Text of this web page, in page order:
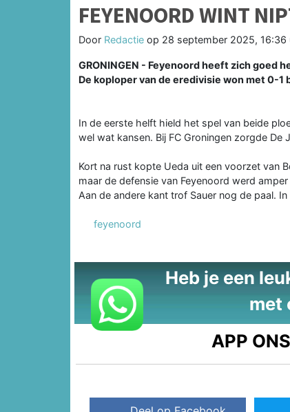
FEYENOORD WINT
Door Redactie op 28 september 2025, 16:36
GRONINGEN - Feyenoord heeft zich goed
De koploper van de eredivisie won met 0-1
In de eerste helft hield het spel van beide
wel wat kansen. Bij FC Groningen zorgde De
Kort na rust kopte Ueda uit een voorzet van
maar de defensie van Feyenoord werd
Aan de andere kant trof Sauer nog de paal.
feyenoord
Heb je een
met
APP